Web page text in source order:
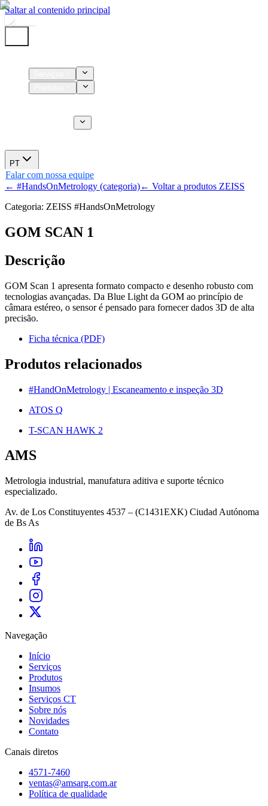
Saltar al contenido principal
PT
Falar com nossa equipe
← #HandsOnMetrology (categoria)← Voltar a produtos ZEISS
Categoria: ZEISS #HandsOnMetrology
GOM SCAN 1
Descrição
GOM Scan 1 apresenta formato compacto e desenho robusto com
tecnologias avançadas. Da Blue Light da GOM ao princípio de
câmara estéreo, o sensor é pensado para fornecer dados 3D de alta
precisão.
Ficha técnica (PDF)
Produtos relacionados
#HandOnMetrology | Escaneamento e inspeção 3D
ATOS Q
T-SCAN HAWK 2
AMS
Metrologia industrial, manufatura aditiva e suporte técnico
especializado.
Av. de Los Constituyentes 4537 – (C1431EXK) Ciudad Autónoma
de Bs As
Navegação
Início
Serviços
Produtos
Insumos
Serviços CT
Sobre nós
Novidades
Contato
Canais diretos
4571-7460
ventas@amsarg.com.ar
Política de qualidade